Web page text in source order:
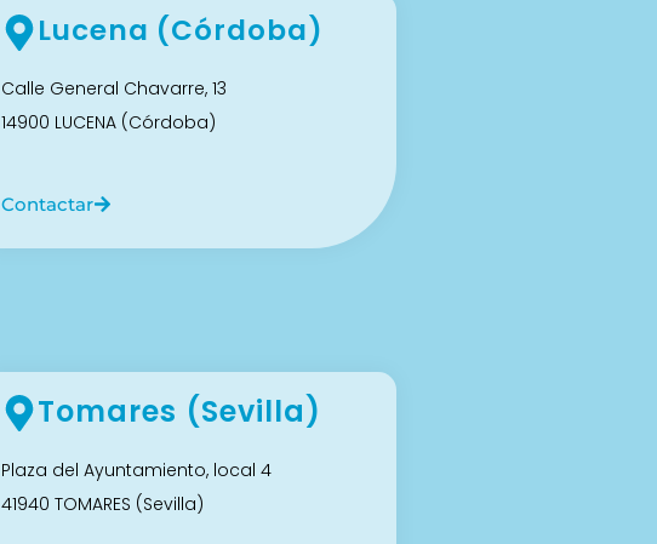
Lucena (Córdoba)
Calle General Chavarre, 13
14900 LUCENA (Córdoba)
Contactar
Tomares (Sevilla)
Plaza del Ayuntamiento, local 4
41940 TOMARES (Sevilla)